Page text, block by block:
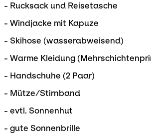
- Rucksack und Reisetasche
- Windjacke mit Kapuze
- Skihose (wasserabweisend)
- Warme Kleidung
- Handschuhe (2 Paar)
- Mütze/Stirnband
- evtl. Sonnenhut
- gute Sonnenbrille